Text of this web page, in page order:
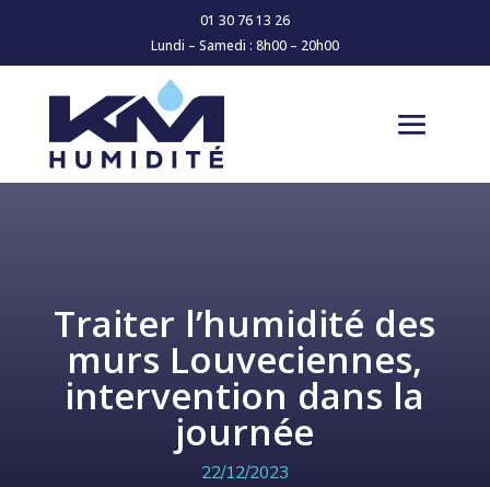
01 30 76 13 26
Lundi – Samedi : 8h00 – 20h00
Traiter l’humidité des
murs Louveciennes,
intervention dans la
journée
22/12/2023